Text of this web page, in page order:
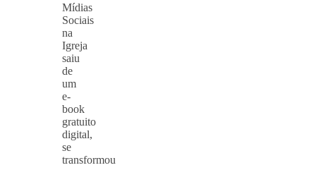
Mídias
Sociais
na
Igreja
saiu
de
um
e-
book
gratuito
digital,
se
transformou